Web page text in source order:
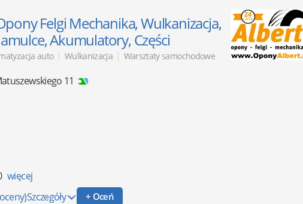
Felgi Mechanika, Wulkanizacja,
Akumulatory, Części
auto | Wulkanizacja | Warsztaty samochodowe
11
więcej
Szczegóły + Oceń